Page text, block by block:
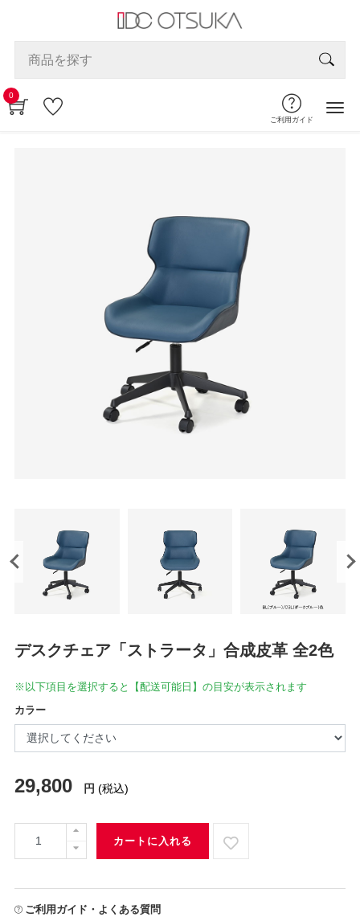
0
ご利用ガイド
デスクチェア「ストラータ」合成皮革 全2色
※以下項目を選択すると【配送可能日】の目安が表示されます
カラー
29,800 円 (税込)
カートに入れる
ご利用ガイド・よくある質問